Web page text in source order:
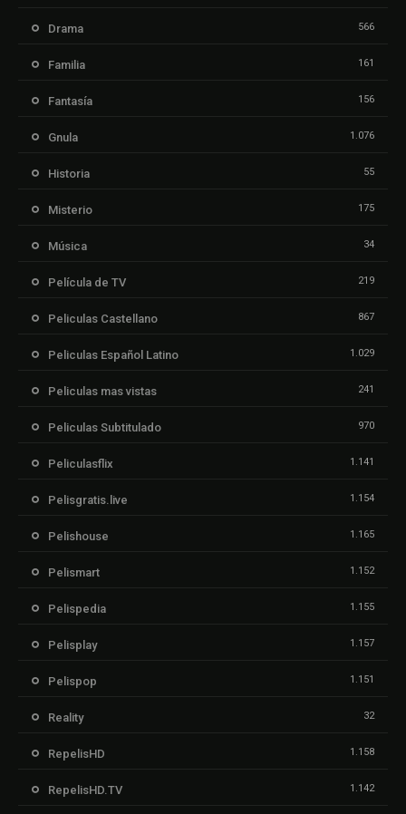
Drama 566
Familia 161
Fantasía 156
Gnula 1.076
Historia 55
Misterio 175
Música 34
Película de TV 219
Peliculas Castellano 867
Peliculas Español Latino 1.029
Peliculas mas vistas 241
Peliculas Subtitulado 970
Peliculasflix 1.141
Pelisgratis.live 1.154
Pelishouse 1.165
Pelismart 1.152
Pelispedia 1.155
Pelisplay 1.157
Pelispop 1.151
Reality 32
RepelisHD 1.158
RepelisHD.TV 1.142